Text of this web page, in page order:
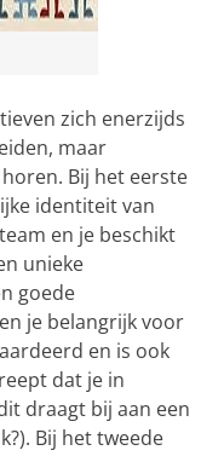
zich enerzijds
maar
Bij het eerste
identiteit van
en je beschikt
unieke
goede
je belangrijk voor
en is ook
dat je in
draagt bij aan een
Bij het tweede